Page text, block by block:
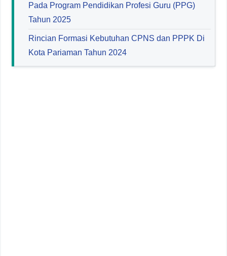
Pada Program Pendidikan Profesi Guru (PPG)
Tahun 2025
Rincian Formasi Kebutuhan CPNS dan PPPK Di
Kota Pariaman Tahun 2024